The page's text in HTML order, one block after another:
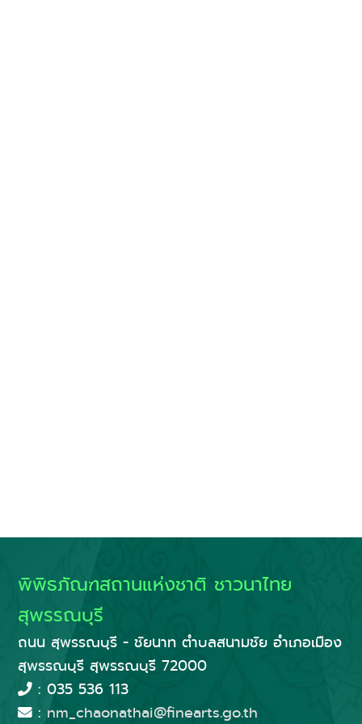
พิพิธภัณฑสถานแห่งชาติ ชาวนาไทย
สุพรรณบุรี
ถนน สุพรรณบุรี - ชัยนาท ตำบลสนามชัย อำเภอเมือง
สุพรรณบุรี สุพรรณบุรี 72000
: 035 536 113
: nm_chaonathai@finearts.go.th